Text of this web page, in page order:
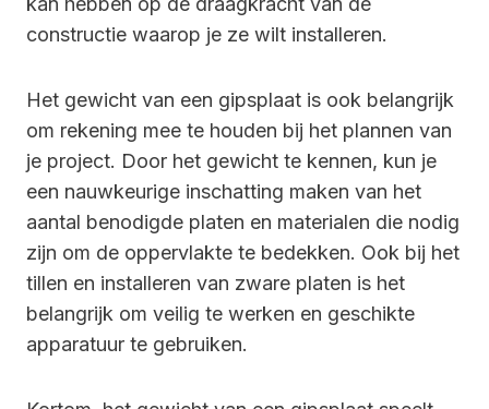
constructie waarop je ze wilt installeren.
Het gewicht van een gipsplaat is ook belangrijk
om rekening mee te houden bij het plannen van
je project. Door het gewicht te kennen, kun je
een nauwkeurige inschatting maken van het
aantal benodigde platen en materialen die nodig
zijn om de oppervlakte te bedekken. Ook bij het
tillen en installeren van zware platen is het
belangrijk om veilig te werken en geschikte
apparatuur te gebruiken.